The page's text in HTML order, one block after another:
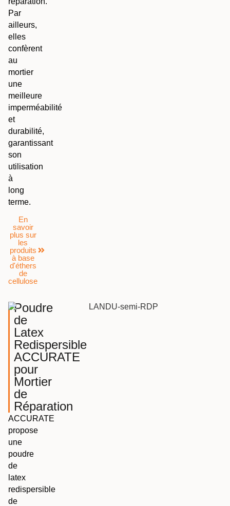
Par
ailleurs,
elles
confèrent
au
mortier
une
meilleure
imperméabilité
et
durabilité,
garantissant
son
utilisation
à
long
terme.
En
savoir
plus sur
les
produits
à base
d'éthers
de
cellulose
Poudre
de
Latex
Redispersible
ACCURATE
pour
Mortier
de
Réparation
ACCURATE
propose
une
poudre
de
latex
redispersible
de